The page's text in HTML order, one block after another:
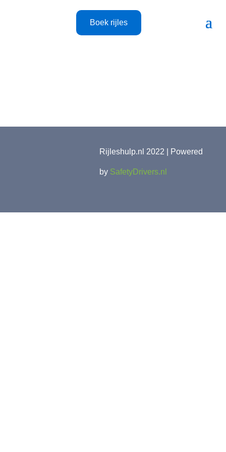
Boek rijles
Rijleshulp.nl 2022 | Powered
by SafetyDrivers.nl